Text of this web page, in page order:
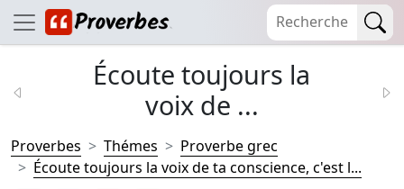
Écoute toujours la
voix de ...
Proverbes Thémes
Proverbe grec
Écoute toujours la voix de ta conscience, c'est l...